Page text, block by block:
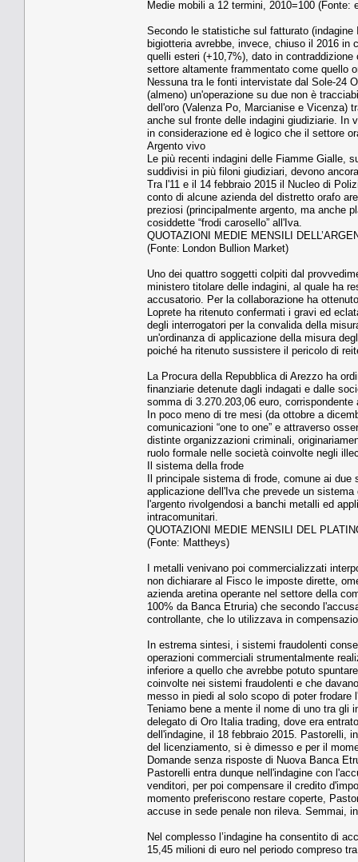
Medie mobili a 12 termini, 2010=100 (Fonte:
Secondo le statistiche sul fatturato
bigiotteria avrebbe, invece, chiuso il 2016 in
quelli esteri (+10,7%), dato in
settore altamente frammentato come quello
Nessuna tra le fonti intervistate dal Sole-24
(almeno) un'operazione su due non è
dell'oro (Valenza Po, Marcianise e Vicenza)
anche sul fronte delle indagini giudiziarie. In
in considerazione ed è logico che il settore
Argento vivo
Le più recenti indagini delle Fiamme Gialle,
suddivisi in più filoni giudiziari, devono
Tra l'11 e il 14 febbraio 2015 il Nucleo di
conto di alcune azienda del distretto orafo
preziosi (principalmente argento, ma anche
cosiddette “frodi carosello” all'Iva.
QUOTAZIONI MEDIE MENSILI
(Fonte: London Bullion Market)
Uno dei quattro soggetti colpiti dal
ministero titolare delle indagini, al quale ha
accusatorio. Per la collaborazione ha
Loprete ha ritenuto confermati i gravi ed
degli interrogatori per la convalida della
un'ordinanza di applicazione della misura
poiché ha ritenuto sussistere il pericolo di
La Procura della Repubblica di Arezzo ha
finanziarie detenute dagli indagati e dalle
somma di 3.270.203,06 euro,
In poco meno di tre mesi (da ottobre a
comunicazioni “one to one” e attraverso
distinte organizzazioni criminali,
ruolo formale nelle società coinvolte negli
Il sistema della frode
Il principale sistema di frode, comune ai
applicazione dell'Iva che prevede un
l'argento rivolgendosi a banchi metalli ed
intracomunitari.
QUOTAZIONI MEDIE MENSILI DEL
(Fonte: Mattheys)
I metalli venivano poi commercializzati
non dichiarare al Fisco le imposte dirette,
azienda aretina operante nel settore della
100% da Banca Etruria) che secondo
controllante, che lo utilizzava in
In estrema sintesi, i sistemi fraudolenti
operazioni commerciali strumentalmente
inferiore a quello che avrebbe potuto
coinvolte nei sistemi fraudolenti e che
messo in piedi al solo scopo di poter frodare
Teniamo bene a mente il nome di uno tra gli
delegato di Oro Italia trading, dove era
dell'indagine, il 18 febbraio 2015. Pastorelli,
del licenziamento, si è dimesso e per il
Domande senza risposte di Nuova Banca
Pastorelli entra dunque nell'indagine con
venditori, per poi compensare il credito
momento preferiscono restare coperte,
accuse in sede penale non rileva. Semmai,
Nel complesso l’indagine ha consentito di
15,45 milioni di euro nel periodo compreso